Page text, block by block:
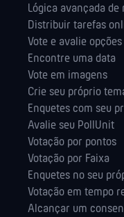
Lógica avançada
Distribuir tarefas
Vote e avalie opções
Encontre uma data
Vote em imagens
Crie seu próprio
Enquetes com seu
Avalie seu PollUnit
Votação por pontos
Votação por Faixa
Enquetes no seu
Votação em tempo
Alcançar um